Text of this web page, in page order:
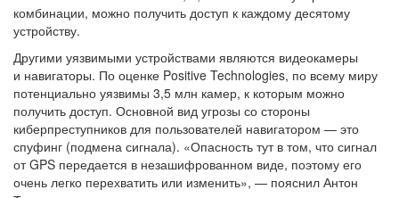
комбинации, можно получить доступ к каждому десятому
устройству.
Другими уязвимыми устройствами являются видеокамеры
и навигаторы. По оценке Positive Technologies, по всему миру
потенциально уязвимы 3,5 млн камер, к которым можно
получить доступ. Основной вид угрозы со стороны
киберпреступников для пользователей навигатором — это
спуфинг (подмена сигнала). «Опасность тут в том, что сигнал
от GPS передается в незашифрованном виде, поэтому его
очень легко перехватить или изменить», — пояснил Антон